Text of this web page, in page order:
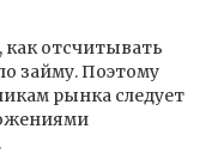
как отсчитывать
займу. Поэтому
рынка следует